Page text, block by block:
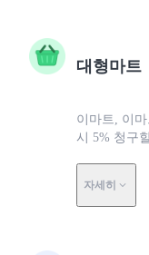
대형마트
이마트, 이
시 5% 청구
자세히